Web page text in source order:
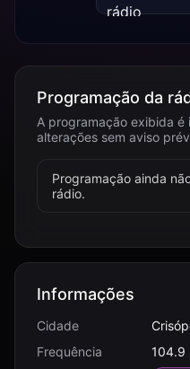
Programação da
A programação exibida
alterações sem aviso
Programação ainda
rádio.
Informações
Cidade
Frequência
104.9